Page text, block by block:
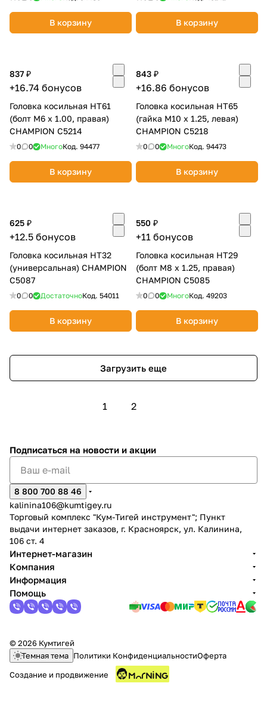
В корзину В корзину
837 ₽
+16.74 бонусов
Головка косильная НТ61
(болт М6 х 1.00, правая)
CHAMPION C5214
0 0 МногоКод. 94477
В корзину
843 ₽
+16.86 бонусов
Головка косильная НТ65
(гайка М10 х 1.25, левая)
CHAMPION C5218
0 0 МногоКод. 94473
В корзину
625 ₽
+12.5 бонусов
Головка косильная НТ32
(универсальная) CHAMPION
C5087
0 0 ДостаточноКод. 54011
В корзину
550 ₽
+11 бонусов
Головка косильная НТ29
(болт М8 х 1.25, правая)
CHAMPION C5085
0 0 МногоКод. 49203
В корзину
Загрузить еще
1 2
Подписаться на новости и акции
8 800 700 88 46
kalinina106@kumtigey.ru
Торговый комплекс "Кум-Тигей инструмент"; Пункт
выдачи интернет заказов, г. Красноярск, ул. Калинина,
106 ст. 4
Интернет-магазин
Компания
Информация
Помощь
© 2026 Кумтигей
Темная тема Политики КонфиденциальностиОферта
Создание и продвижение